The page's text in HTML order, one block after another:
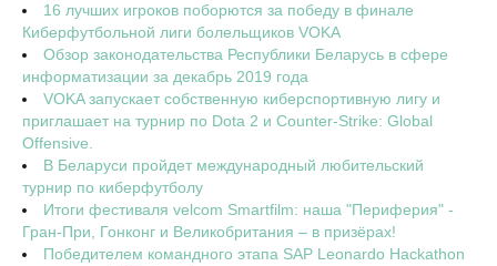
16 лучших игроков поборются за победу в финале
Киберфутбольной лиги болельщиков VOKA
Обзор законодательства Республики Беларусь в сфере
информатизации за декабрь 2019 года
VOKA запускает собственную киберспортивную лигу и
приглашает на турнир по Dota 2 и Counter-Strike: Global
Offensive.
В Беларуси пройдет международный любительский
турнир по киберфутболу
Итоги фестиваля velcom Smartfilm: наша "Периферия" -
Гран-При, Гонконг и Великобритания – в призёрах!
Победителем командного этапа SAP Leonardo Hackathon